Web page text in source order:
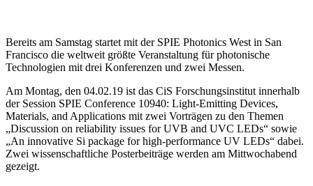
Bereits am Samstag startet mit der SPIE Photonics West in San
Francisco die weltweit größte Veranstaltung für photonische
Technologien mit drei Konferenzen und zwei Messen.
Am Montag, den 04.02.19 ist das CiS Forschungsinstitut innerhalb
der Session SPIE Conference 10940: Light-Emitting Devices,
Materials, and Applications mit zwei Vorträgen zu den Themen
„Discussion on reliability issues for UVB and UVC LEDs“ sowie
„An innovative Si package for high-performance UV LEDs“ dabei.
Zwei wissenschaftliche Posterbeiträge werden am Mittwochabend
gezeigt.